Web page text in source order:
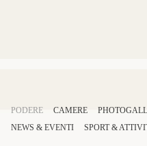
PODERE CAMERE
NEWS & EVENTI
SPORT&